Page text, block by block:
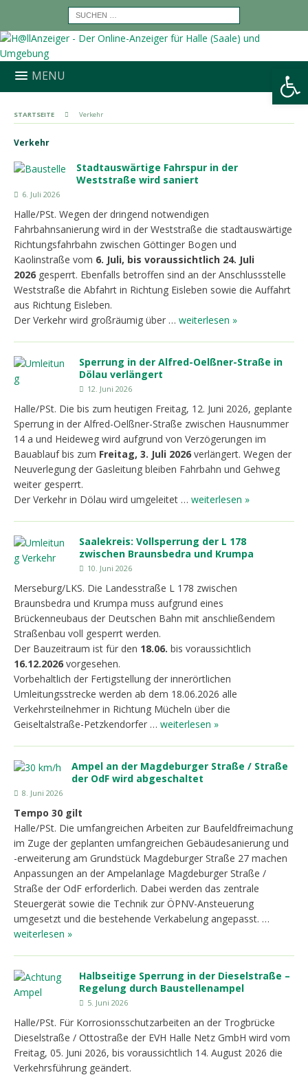
Werkzeugleiste öffnen
MENU
STARTSEITE Verkehr
Verkehr
Stadtauswärtige Fahrspur in der
Weststraße wird saniert
6. Juli 2026
Halle/PSt. Wegen der dringend notwendigen
Fahrbahnsanierung wird in der Weststraße die stadtauswärtige
Richtungsfahrbahn zwischen Göttinger Bogen und
Kaolinstraße vom 6. Juli, bis voraussichtlich 24. Juli
2026 gesperrt. Ebenfalls betroffen sind an der Anschlussstelle
Weststraße die Abfahrt in Richtung Eisleben sowie die Auffahrt
aus Richtung Eisleben.
Der Verkehr wird großräumig über … weiterlesen »
Sperrung in der Alfred-Oelßner-Straße in
Dölau verlängert
12. Juni 2026
Halle/PSt. Die bis zum heutigen Freitag, 12. Juni 2026, geplante
Sperrung in der Alfred-Oelßner-Straße zwischen Hausnummer
14 a und Heideweg wird aufgrund von Verzögerungen im
Bauablauf bis zum Freitag, 3. Juli 2026 verlängert. Wegen der
Neuverlegung der Gasleitung bleiben Fahrbahn und Gehweg
weiter gesperrt.
Der Verkehr in Dölau wird umgeleitet … weiterlesen »
Saalekreis: Vollsperrung der L 178
zwischen Braunsbedra und Krumpa
10. Juni 2026
Merseburg/LKS. Die Landesstraße L 178 zwischen
Braunsbedra und Krumpa muss aufgrund eines
Brückenneubaus der Deutschen Bahn mit anschließendem
Straßenbau voll gesperrt werden.
Der Bauzeitraum ist für den 18.06. bis voraussichtlich
16.12.2026 vorgesehen.
Vorbehaltlich der Fertigstellung der innerörtlichen
Umleitungsstrecke werden ab dem 18.06.2026 alle
Verkehrsteilnehmer in Richtung Mücheln über die
Geiseltalstraße-Petzkendorfer … weiterlesen »
Ampel an der Magdeburger Straße / Straße
der OdF wird abgeschaltet
8. Juni 2026
Tempo 30 gilt
Halle/PSt. Die umfangreichen Arbeiten zur Baufeldfreimachung
im Zuge der geplanten umfangreichen Gebäudesanierung und
-erweiterung am Grundstück Magdeburger Straße 27 machen
Anpassungen an der Ampelanlage Magdeburger Straße /
Straße der OdF erforderlich. Dabei werden das zentrale
Steuergerät sowie die Technik zur ÖPNV-Ansteuerung
umgesetzt und die bestehende Verkabelung angepasst. …
weiterlesen »
Halbseitige Sperrung in der Dieselstraße –
Regelung durch Baustellenampel
5. Juni 2026
Halle/PSt. Für Korrosionsschutzarbeiten an der Trogbrücke
Dieselstraße / Ottostraße der EVH Halle Netz GmbH wird vom
Freitag, 05. Juni 2026, bis voraussichtlich 14. August 2026 die
Verkehrsführung geändert.